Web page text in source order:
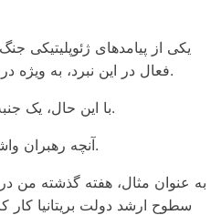
یکی از پیامدهای ژئوپلیتیکی
فعال در این نبرد، به ویژه در مورد تنگه هرمز، ندارد، ناامید شده بود. در همین حال، اروپایی‌ها احساس می‌کردند که قبل از شروع جنگ توسط ترامپ و اسرائیل، با آنها مشورت یا هماهنگی نشده است.
با این حال، یک جنبه خاص از روابط فراآتلانتیک شایسته توجه بیشتری است: «رابطه ویژه» بین ایالات متحده و بریتانیا، و قطع روابط شخصی بین ترامپ و نخست وزیر بریتانیا، کی‌یر استارمر.
آنچه رهبران واشنگتن و لندن ممکن است به طور کامل درک نکنند این است که رابطه نزدیک بین ایالات متحده و بریتانیا تا چه حد برای ناظران در سراسر جهان یک نیروی ثبات‌بخش است.
به عنوان مثال، هفته گذشته من
سطوح ارشد دولت بریتانیا کار